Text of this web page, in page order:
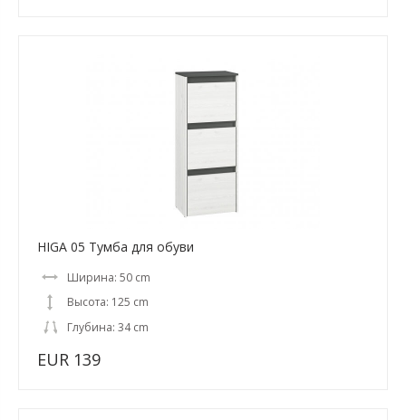
HIGA 05 Тумба для обуви
Ширина: 50 cm
Высота: 125 cm
Глубина: 34 cm
EUR 139